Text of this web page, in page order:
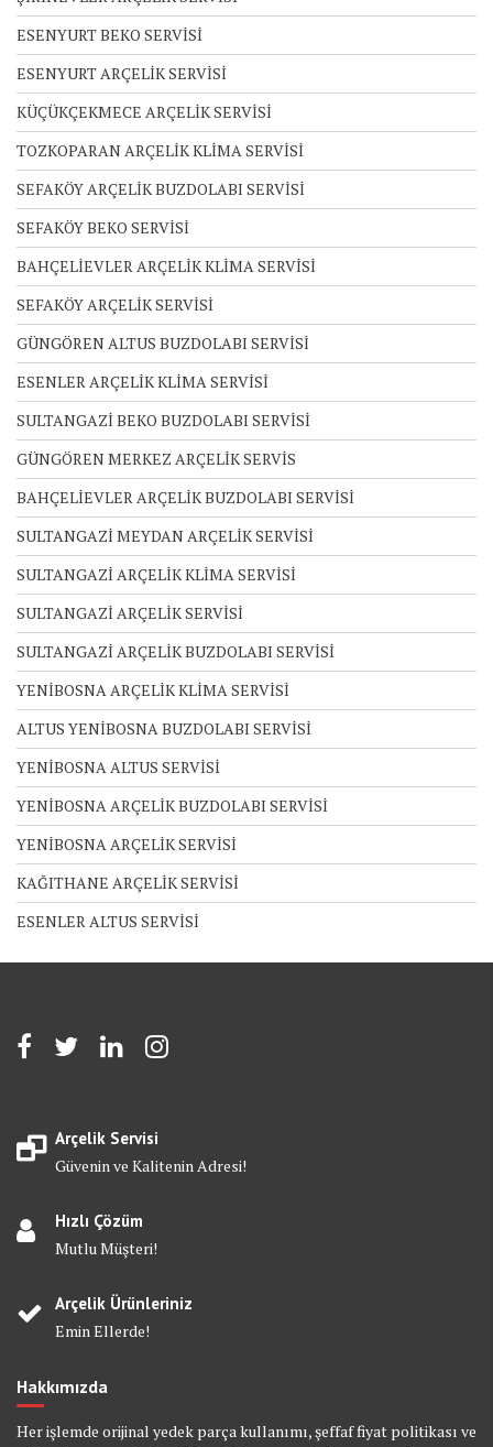
ESENYURT BEKO SERVİSİ
ESENYURT ARÇELİK SERVİSİ
KÜÇÜKÇEKMECE ARÇELİK SERVİSİ
TOZKOPARAN ARÇELİK KLİMA SERVİSİ
SEFAKÖY ARÇELİK BUZDOLABI SERVİSİ
SEFAKÖY BEKO SERVİSİ
BAHÇELİEVLER ARÇELİK KLİMA SERVİSİ
SEFAKÖY ARÇELİK SERVİSİ
GÜNGÖREN ALTUS BUZDOLABI SERVİSİ
ESENLER ARÇELİK KLİMA SERVİSİ
SULTANGAZİ BEKO BUZDOLABI SERVİSİ
GÜNGÖREN MERKEZ ARÇELİK SERVİS
BAHÇELİEVLER ARÇELİK BUZDOLABI SERVİSİ
SULTANGAZİ MEYDAN ARÇELİK SERVİSİ
SULTANGAZİ ARÇELİK KLİMA SERVİSİ
SULTANGAZİ ARÇELİK SERVİSİ
SULTANGAZİ ARÇELİK BUZDOLABI SERVİSİ
YENİBOSNA ARÇELİK KLİMA SERVİSİ
ALTUS YENİBOSNA BUZDOLABI SERVİSİ
YENİBOSNA ALTUS SERVİSİ
YENİBOSNA ARÇELİK BUZDOLABI SERVİSİ
YENİBOSNA ARÇELİK SERVİSİ
KAĞITHANE ARÇELİK SERVİSİ
ESENLER ALTUS SERVİSİ
Arçelik Servisi
Güvenin ve Kalitenin Adresi!
Hızlı Çözüm
Mutlu Müşteri!
Arçelik Ürünleriniz
Emin Ellerde!
Hakkımızda
Her işlemde orijinal yedek parça kullanımı, şeffaf fiyat politikası ve